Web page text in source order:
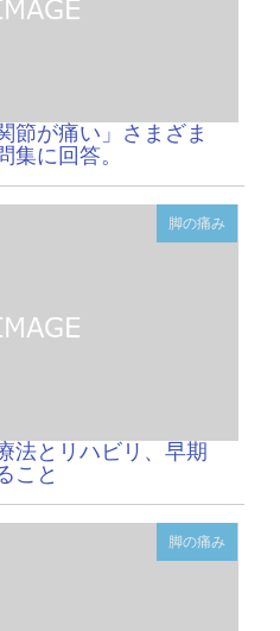
節が痛い」さまざま
集に回答。
脚の痛み
法とリハビリ、早期
こと
脚の痛み